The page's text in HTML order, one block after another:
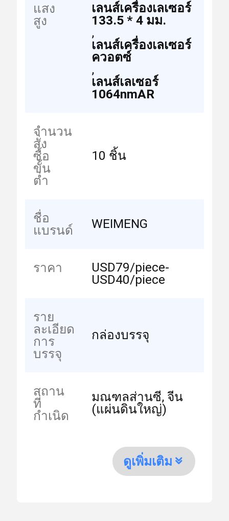
แสง
สูง
เลนส์เครื่องเลเซอร์
133.5 * 4 มม.
,
เลนส์เครื่องเลเซอร์
ควอตซ์
,
เลนส์เลเซอร์
1064nmAR
จำนวน
สั่ง
ซื้อ
ขั้น
ต่ำ
10 ชิ้น
ชื่อ
แบรนด์
WEIMENG
ราคา
USD79/piece-
USD40/piece
ราย
ละเอียด
การ
บรรจุ
กล่องบรรจุ
สถาน
ที่
กำเนิด
มณฑลส่านซี, จีน
(แผ่นดินใหญ่)
ดูเพิ่มเติม